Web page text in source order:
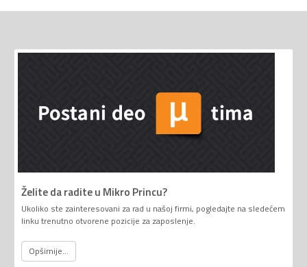
Želite da radite u Mikro Princu?
Ukoliko ste zainteresovani za rad u našoj firmi, pogledajte na sledećem
linku trenutno otvorene pozicije za zaposlenje.
Opširnije...